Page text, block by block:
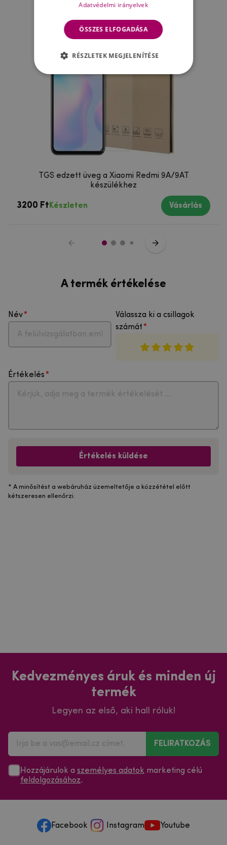
TGS edzett üveg a Xiaomi Redmi 9A/9AT
készülékhez
3200 Ft Készleten Vásárlás
A termék értékelése
Név
Válassza ki a csillagok
számát
Értékelés
Értékelés küldése
* A minősítést a webáruház üzemeltetője a közzététel előtt
kétszeresen ellenőrzi.
Kedvezményes áruk és minden új
termék
Legyen az első, aki hall róluk!
FELIRATKOZÁS
Hozzájárulok a személyes adatok marketing célú
feldolgozásához.
Facebook Instagram Youtube
Adatvédelmi irányelvek
ÖSSZES ELFOGADÁSA
RÉSZLETEK MEGJELENÍTÉSE